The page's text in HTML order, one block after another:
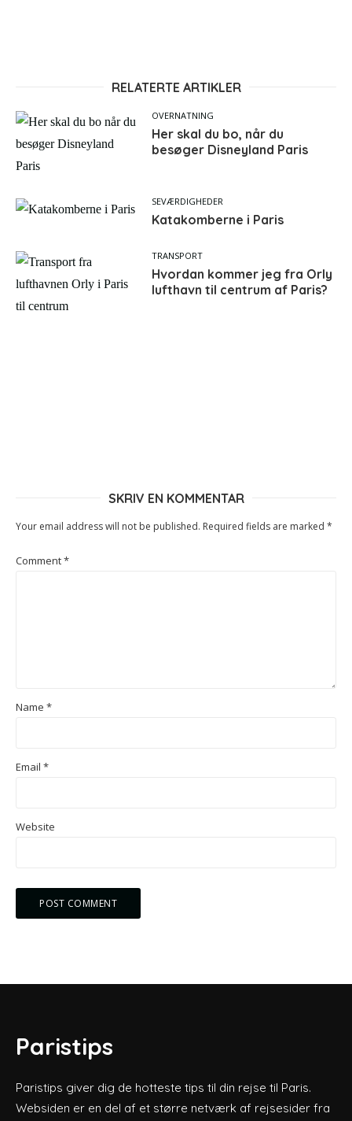
RELATERTE ARTIKLER
OVERNATNING
Her skal du bo, når du
besøger Disneyland Paris
SEVÆRDIGHEDER
Katakomberne i Paris
TRANSPORT
Hvordan kommer jeg fra Orly
lufthavn til centrum af Paris?
SKRIV EN KOMMENTAR
Your email address will not be published. Required fields are marked *
Comment*
Name *
Email *
Website
Paristips
Paristips giver dig de hotteste tips til din rejse til Paris.
Websiden er en del af et større netværk af rejsesider fra